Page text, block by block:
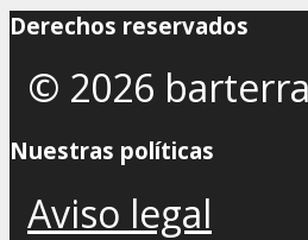
Derechos reservados
© 2026
Nuestras políticas
Aviso legal